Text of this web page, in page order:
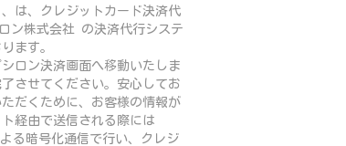
、は、クレジットカード決済代
ロン株式会社 の決済代行システ
ます。
ロン決済画面へ移動いたしま
させてください。安心してお
だくために、お客様の情報が
経由で送信される際には
る暗号化通信で行い、クレジ